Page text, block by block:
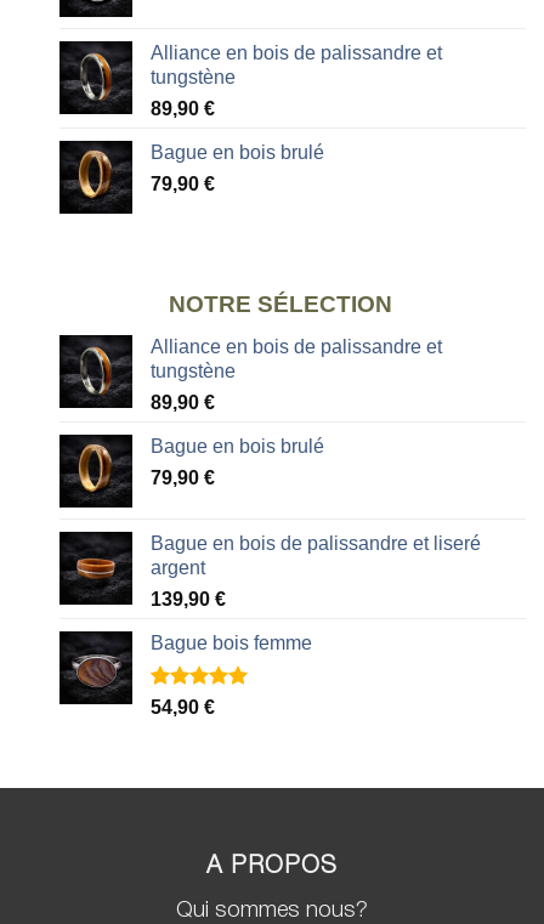
Alliance en bois de palissandre et
tungstène
89,90 €
Bague en bois brulé
79,90 €
NOTRE SÉLECTION
Alliance en bois de palissandre et
tungstène
89,90 €
Bague en bois brulé
79,90 €
Bague en bois de palissandre et liseré
argent
139,90 €
Bague bois femme
Noté5.00
2
54,90 €
A PROPOS
Qui sommes nous?